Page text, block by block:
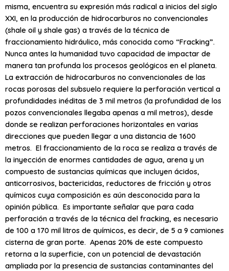
misma, encuentra su expresión más radical a inicios del siglo
XXI, en la producción de hidrocarburos no convencionales
(shale oil y shale gas) a través de la técnica de
fraccionamiento hidráulico, más conocida como “Fracking”.
Nunca antes la humanidad tuvo capacidad de impactar de
manera tan profunda los procesos geológicos en el planeta.
La extracción de hidrocarburos no convencionales de las
rocas porosas del subsuelo requiere la perforación vertical a
profundidades inéditas de 3 mil metros (la profundidad de los
pozos convencionales llegaba apenas a mil metros), desde
donde se realizan perforaciones horizontales en varias
direcciones que pueden llegar a una distancia de 1600
metros. El fraccionamiento de la roca se realiza a través de
la inyección de enormes cantidades de agua, arena y un
compuesto de sustancias químicas que incluyen ácidos,
anticorrosivos, bactericidas, reductores de fricción y otros
químicos cuya composición es aún desconocida para la
opinión pública. Es importante señalar que para cada
perforación a través de la técnica del fracking, es necesario
de 100 a 170 mil litros de químicos, es decir, de 5 a 9 camiones
cisterna de gran porte. Apenas 20% de este compuesto
retorna a la superficie, con un potencial de devastación
ampliada por la presencia de sustancias contaminantes del